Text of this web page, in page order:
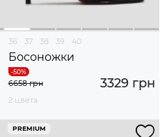
36 37 38 39 40
Босоножки
3329 грн
6658 грн
2 цвета
PREMIUM